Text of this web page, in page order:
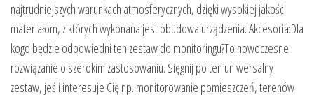
najtrudniejszych warunkach atmosferycznych, dzięki wysokiej jakości
materiałom, z których wykonana jest obudowa urządzenia. Akcesoria:Dla
kogo będzie odpowiedni ten zestaw do monitoringu?To nowoczesne
rozwiązanie o szerokim zastosowaniu. Sięgnij po ten uniwersalny
zestaw, jeśli interesuje Cię np. monitorowanie pomieszczeń, terenów